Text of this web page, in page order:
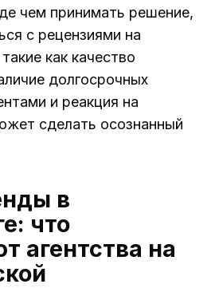
чем принимать решение,
с рецензиями на
как качество
долгосрочных
и реакция на
сделать осознанный
в
что
агентства на